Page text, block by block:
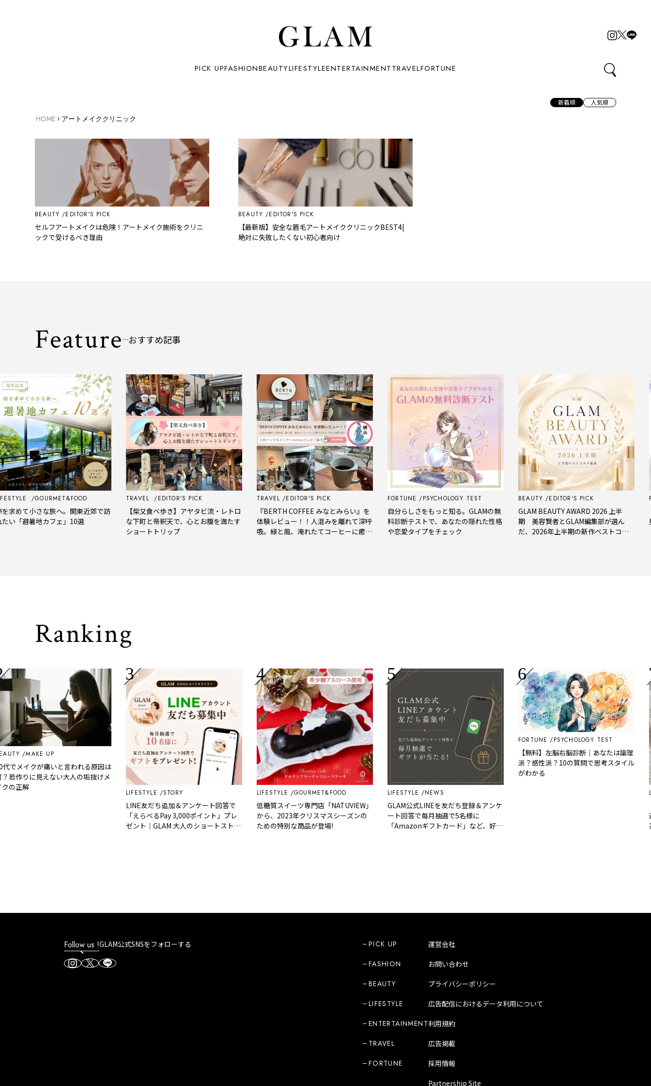
PICK UPFASHIONBEAUTYLIFESTYLEENTERTAINMENTTRAVELFORTUNE
新着順 人気順
HOME › アートメイククリニック
BEAUTY EDITOR'S PICK
セルフアートメイクは危険！アートメイク施術をクリニ
ックで受けるべき理由
BEAUTY EDITOR'S PICK
【最新版】安全な眉毛アートメイククリニックBEST4|
絶対に失敗したくない初心者向け
Feature おすすめ記事
GOURMET&FOOD
めて小さな旅へ。関東近郊で訪
「避暑地カフェ」10選
TRAVEL EDITOR'S PICK
【柴又食べ歩き】アヤタビ流・レトロ
な下町と帝釈天で、心とお腹を満たす
ショートトリップ
TRAVEL EDITOR'S PICK
『BERTH COFFEE みなとみらい』を
体験レビュー！！人混みを離れて深呼
吸。緑と風、淹れたてコーヒーに癒や
FORTUNE PSYCHOLOGY TEST
自分らしさをもっと知る。GLAMの無
料診断テストで、あなたの隠れた性格
や恋愛タイプをチェック
BEAUTY EDITOR'S PICK
GLAM BEAUTY AWARD 2026 上半
期 美容賢者とGLAM編集部が選ん
だ、2026年上半期の新作ベストコス
星
Ranking
MAKE UP
メイクが痛いと言われる原因は
作りに見えない大人の垢抜けメ
正解
LIFESTYLE STORY
LINE友だち追加＆アンケート回答で
「えらべるPay 3,000ポイント」プレ
ゼント｜GLAM 大人のショートストー
LIFESTYLE GOURMET&FOOD
低糖質スイーツ専門店「NATUVIEW」
から、2023年クリスマスシーズンの
ための特別な商品が登場!
LIFESTYLE NEWS
GLAM公式LINEを友だち登録＆アンケ
ート回答で毎月抽選で5名様に
「Amazonギフトカード」など、好き
FORTUNE PSYCHOLOGY TEST
【無料】左脳右脳診断｜あなたは論理
派？感性派？10の質問で思考スタイル
がわかる
選
高
Follow us !GLAM公式SNSをフォローする PICK UP
FASHION
BEAUTY
LIFESTYLE
ENTERTAINMENT
TRAVEL
FORTUNE
運営会社
お問い合わせ
プライバシーポリシー
広告配信におけるデータ利用について
利用規約
広告掲載
採用情報
Partnership Site